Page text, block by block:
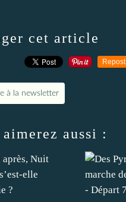
cet article
Repost
à la newsletter
aimerez aussi :